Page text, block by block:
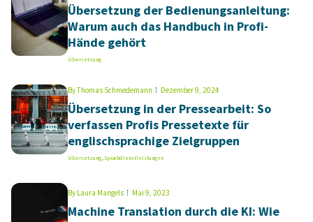
Übersetzung der Bedienungsanleitung:
Warum auch das Handbuch in Profi-
Hände gehört
Übersetzung
ByThomas Schmedemann Dezember 9, 2024
Übersetzung in der Pressearbeit: So
verfassen Profis Pressetexte für
englischsprachige Zielgruppen
Übersetzung, Sprachdienstleistungen
ByLaura Mangels Mai 9, 2023
Machine Translation durch die KI: Wie